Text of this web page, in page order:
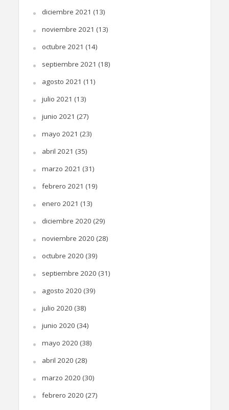
diciembre 2021 (13)
noviembre 2021 (13)
octubre 2021 (14)
septiembre 2021 (18)
agosto 2021 (11)
julio 2021 (13)
junio 2021 (27)
mayo 2021 (23)
abril 2021 (35)
marzo 2021 (31)
febrero 2021 (19)
enero 2021 (13)
diciembre 2020 (29)
noviembre 2020 (28)
octubre 2020 (39)
septiembre 2020 (31)
agosto 2020 (39)
julio 2020 (38)
junio 2020 (34)
mayo 2020 (38)
abril 2020 (28)
marzo 2020 (30)
febrero 2020 (27)